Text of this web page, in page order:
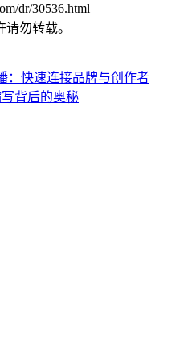
dr/30536.html
勿转载。
：快速连接品牌与创作者
背后的奥秘